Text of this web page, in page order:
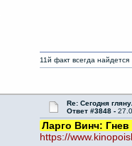
11й факт всегда найдется
Re: Сегодня
Ответ #3848 -
Ларго Винч:
https://